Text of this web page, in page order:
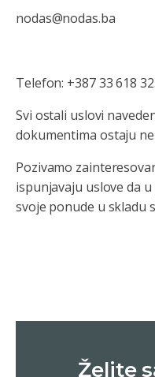
nodas@nodas.ba
Telefon: +387 33 618
Svi ostali uslovi
dokumentima ostaju
Pozivamo
ispunjavaju uslove da
svoje ponude u skladu
Želite